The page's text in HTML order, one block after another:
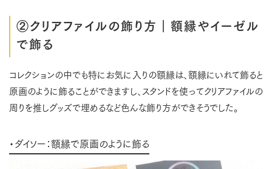
②クリアファイルの飾り方｜額縁やイーゼル
で飾る
コレクションの中でも特にお気に入りの額縁は、額縁にいれて飾ると
原画のように飾ることができますし、スタンドを使ってクリアファイルの
周りを推しグッズで埋めるなど色んな飾り方ができそうでした。
・ダイソー：額縁で原画のように飾る